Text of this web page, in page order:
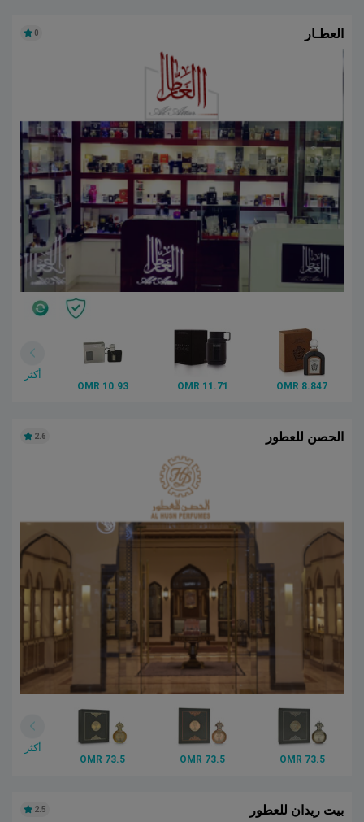
العطـار 0
8.847 OMR
11.71 OMR
10.93 OMR
أكثر
الحصن للعطور 2.6
73.5 OMR
73.5 OMR
73.5 OMR
أكثر
بيت ريدان للعطور 2.5